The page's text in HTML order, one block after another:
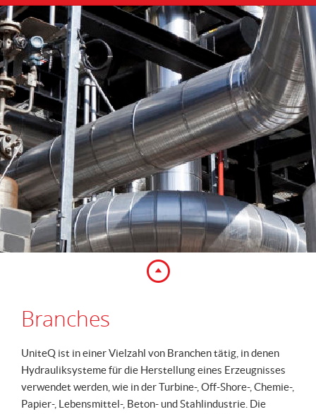
Branches
UniteQ ist in einer Vielzahl von Branchen tätig, in denen
Hydrauliksysteme für die Herstellung eines Erzeugnisses
verwendet werden, wie in der Turbine-, Off-Shore-, Chemie-,
Papier-, Lebensmittel-, Beton- und Stahlindustrie. Die